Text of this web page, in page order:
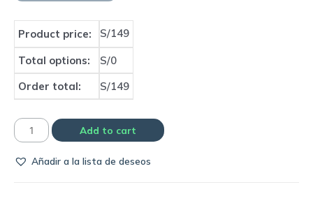
Product price: S/149
Total options:
S/0
Order total:
S/149
Camiseta
2001/02
Add to cart
Añadir a la lista de deseos